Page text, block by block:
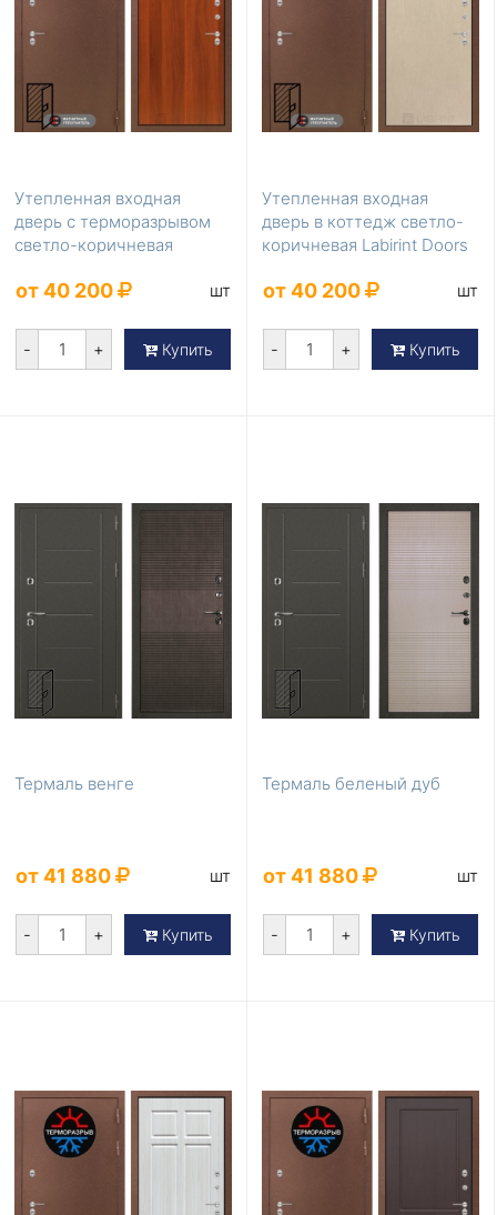
Утепленная входная
дверь с терморазрывом
светло-коричневая
от 40 200 шт
- + Купить
Утепленная входная
дверь в коттедж светло-
коричневая Labirint Doors
от 40 200 шт
- + Купить
Термаль венге
от 41 880 шт
- + Купить
Термаль беленый дуб
от 41 880 шт
- + Купить